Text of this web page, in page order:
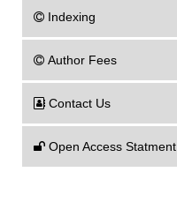
Indexing
Author Fees
Contact Us
Open Access Statment